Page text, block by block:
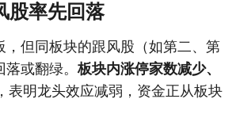
股率先回落
，但同板块的跟风股（如第二、第
落或翻绿。板块内涨停家数减少、
，表明龙头效应减弱，资金正从板块